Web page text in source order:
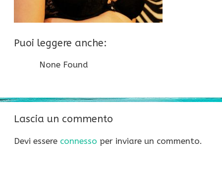
Puoi leggere anche:
None Found
Lascia un commento
Devi essere connesso per inviare un commento.